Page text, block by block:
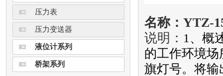
压力表
压力变送器
液位计系列
桥架系列
名称：YTZ-
说明： 1、概
的工作环境
旗灯号。将